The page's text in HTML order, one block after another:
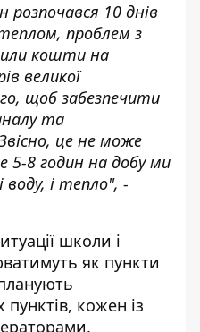
розпочався 10 днів
проблем з
кошти на
великої
щоб забезпечити
та
це не може
5-8 годин на добу ми
і тепло", -
школи і
як пункти
кожен із